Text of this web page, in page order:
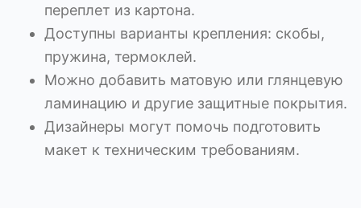
переплет из картона.
Доступны варианты крепления: скобы,
пружина, термоклей.
Можно добавить матовую или глянцевую
ламинацию и другие защитные покрытия.
Дизайнеры могут помочь подготовить
макет к техническим требованиям.